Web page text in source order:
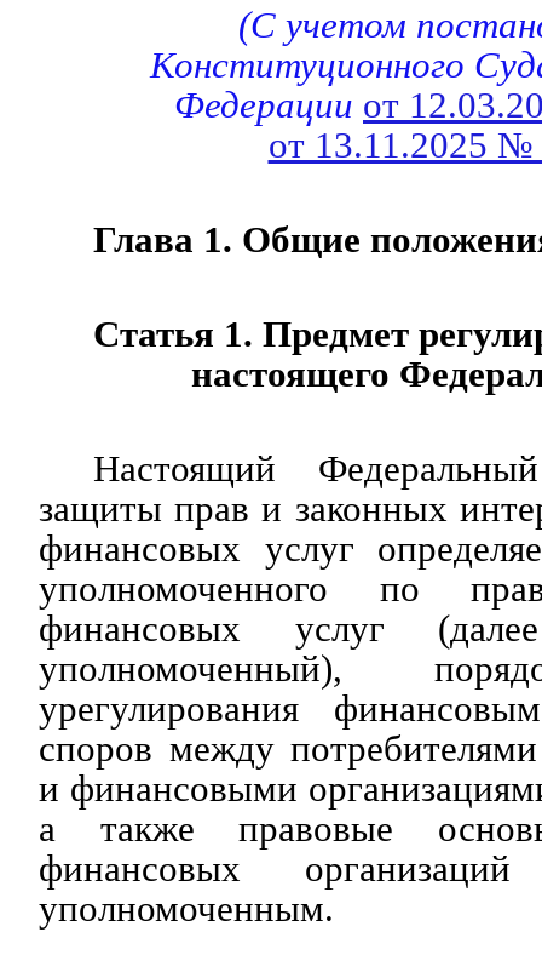
(С учетом
Конституционного
Федерации от
от 13.11.2025
Глава 1. Общие
Статья 1. Предмет
настоящего
Настоящий
защиты прав и законных
финансовых услуг
уполномоченного по
финансовых услуг
уполномоченный),
урегулирования
споров между
и финансовыми
а также правовые
финансовых
уполномоченным.